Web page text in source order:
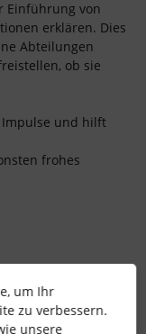
Einführung von
erklären. Dies
Abteilungen
ob sie
und hilft
frohes
um Ihr
zu verbessern.
unsere